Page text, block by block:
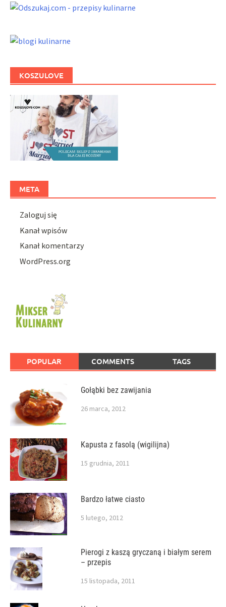
KOSZULOVE
META
Zaloguj się
Kanał wpisów
Kanał komentarzy
WordPress.org
POPULAR COMMENTS TAGS
Gołąbki bez zawijania
26 marca, 2012
Kapusta z fasolą (wigilijna)
15 grudnia, 2011
Bardzo łatwe ciasto
5 lutego, 2012
Pierogi z kaszą gryczaną i białym serem
– przepis
15 listopada, 2011